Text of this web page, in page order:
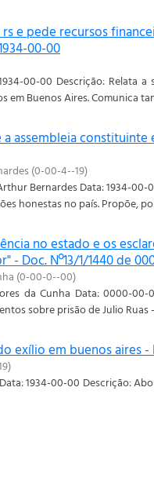
e pede recursos
00-00
00-00 Descrição: Relata
em Buenos Aires. Comunica
assembleia constituinte
(0-00-4--19)
Bernardes Data: 1934-
honestas no país. Propõe,
no estado e os
Doc. Nº13/1/1440 de
(0-00-0--00)
da Cunha Data: 0000-
sobre prisão de Julio
em buenos aires -
)
1934-00-00 Descrição: